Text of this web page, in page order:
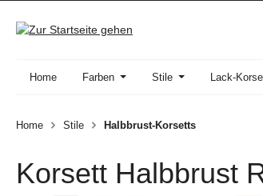
Home Farben Stile Lack-
Home Stile Halbbrust-Korsetts
Korsett Halbbrust